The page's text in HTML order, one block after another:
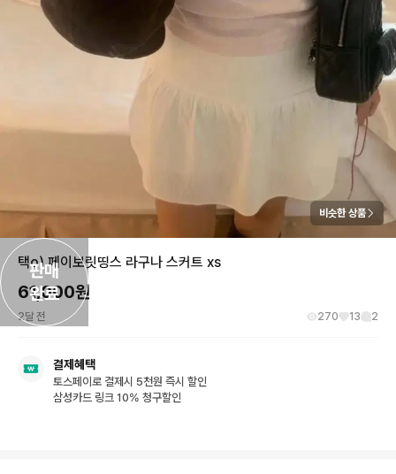
판매
완료
비슷한 상품
택o) 페이보릿띵스 라구나 스커트 xs
61,000원
2달 전 270 13 2
결제혜택
토스페이로 결제시 5천원 즉시 할인
삼성카드 링크 10% 청구할인